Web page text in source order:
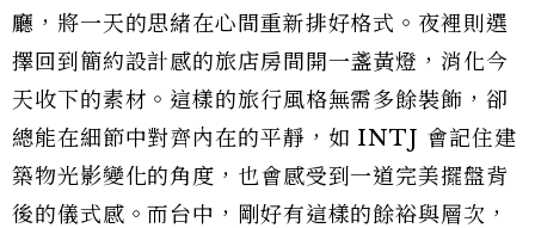
廳，將一天的思緒在心間重新排好格式。夜裡則選
擇回到簡約設計感的旅店房間開一盞黃燈，消化今
天收下的素材。這樣的旅行風格無需多餘裝飾，卻
總能在細節中對齊內在的平靜，如 INTJ 會記住建
築物光影變化的角度，也會感受到一道完美擺盤背
後的儀式感。而台中，剛好有這樣的餘裕與層次，